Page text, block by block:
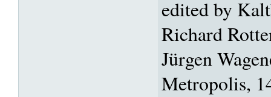
edited by
Richard
Jürgen
Metropolis,